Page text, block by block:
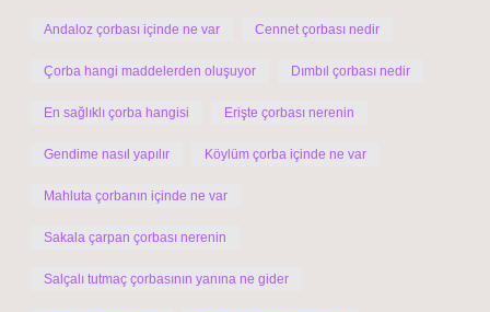
Andaloz çorbası içinde ne var Cennet çorbası nedir
Çorba hangi maddelerden oluşuyor Dımbıl çorbası nedir
En sağlıklı çorba hangisi Erişte çorbası nerenin
Gendime nasıl yapılır Köylüm çorba içinde ne var
Mahluta çorbanın içinde ne var
Sakala çarpan çorbası nerenin
Salçalı tutmaç çorbasının yanına ne gider